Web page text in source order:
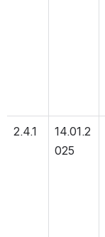
2.4.1
14.01.2
025